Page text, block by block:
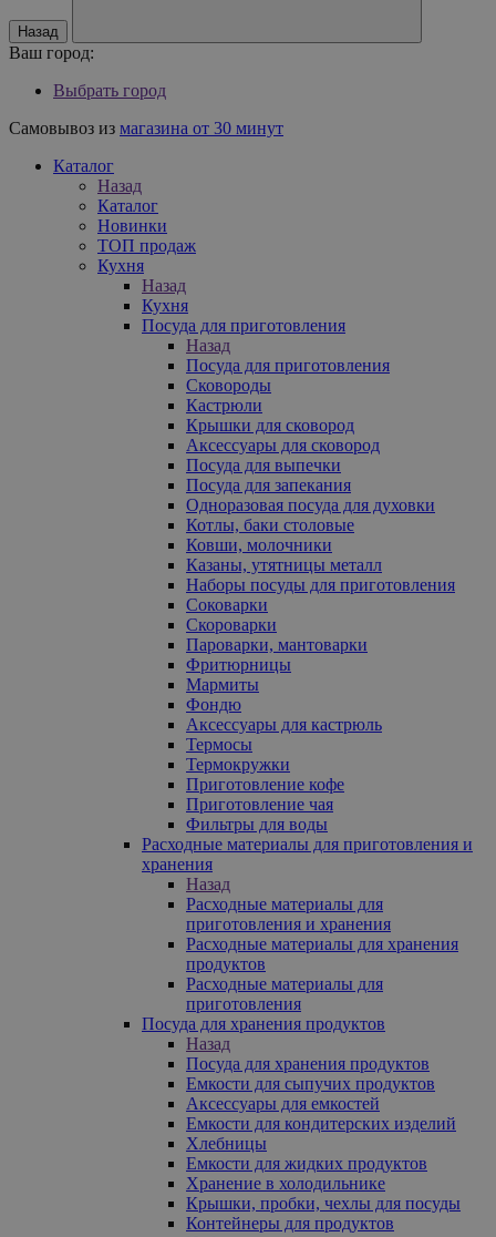
Назад
Ваш город:
Выбрать город
Самовывоз из магазина от 30 минут
Каталог
Назад
Каталог
Новинки
ТОП продаж
Кухня
Назад
Кухня
Посуда для приготовления
Назад
Посуда для приготовления
Сковороды
Кастрюли
Крышки для сковород
Аксессуары для сковород
Посуда для выпечки
Посуда для запекания
Одноразовая посуда для духовки
Котлы, баки столовые
Ковши, молочники
Казаны, утятницы металл
Наборы посуды для приготовления
Соковарки
Скороварки
Пароварки, мантоварки
Фритюрницы
Мармиты
Фондю
Аксессуары для кастрюль
Термосы
Термокружки
Приготовление кофе
Приготовление чая
Фильтры для воды
Расходные материалы для приготовления и
хранения
Назад
Расходные материалы для
приготовления и хранения
Расходные материалы для хранения
продуктов
Расходные материалы для
приготовления
Посуда для хранения продуктов
Назад
Посуда для хранения продуктов
Емкости для сыпучих продуктов
Аксессуары для емкостей
Емкости для кондитерских изделий
Хлебницы
Емкости для жидких продуктов
Хранение в холодильнике
Крышки, пробки, чехлы для посуды
Контейнеры для продуктов